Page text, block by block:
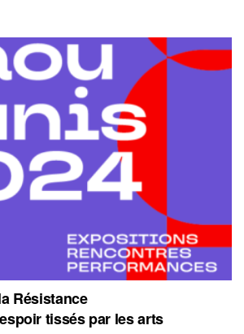
Résistance
tissés par les arts